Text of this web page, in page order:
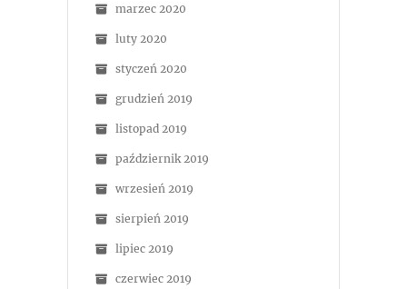
marzec 2020
luty 2020
styczeń 2020
grudzień 2019
listopad 2019
październik 2019
wrzesień 2019
sierpień 2019
lipiec 2019
czerwiec 2019